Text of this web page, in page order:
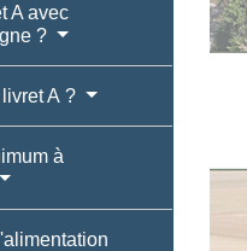
A avec
?
A ?
à